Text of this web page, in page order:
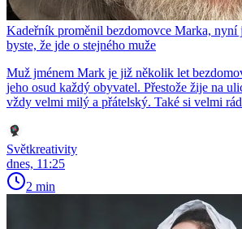
Kadeřník proměnil bezdomovce Marka, nyní
byste, že jde o stejného muže
Muž jménem Mark je již několik let
jeho osud každý obyvatel. Přestože žije na
vždy velmi milý a přátelský. Také si velmi
Světkreativity
dnes, 11:25
2 min